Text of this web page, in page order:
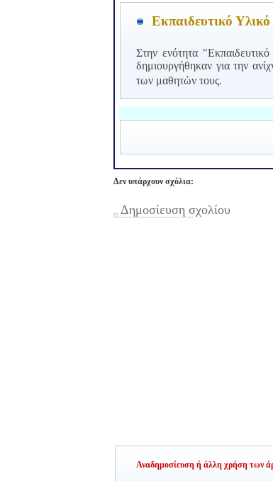
Εκπαιδευτικό
Στην ενότητα
δημιουργήθηκαν για την
των μαθητών τους.
Δεν υπάρχουν σχόλια:
Δημοσίευση σχολίου
Αναδημοσίευση ή άλλη χρήση των